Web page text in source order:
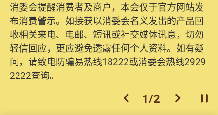
消委会提醒消费者及商户，本会仅于官方网站发
布消费警示。如接获以消委会名义发出的产品回
收相关来电、电邮、短讯或社交媒体讯息，切勿
轻信回应，更应避免透露任何个人资料。如有疑
问，请致电防骗易热线18222或消委会热线2929
2222查询。
上一个
1/2 下一个开